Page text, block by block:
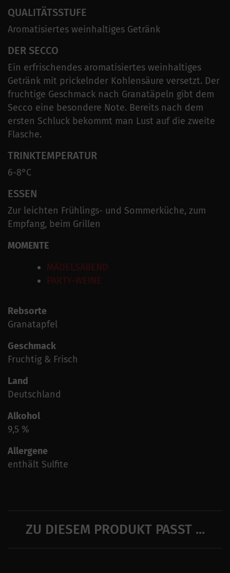
QUALITÄTSSTUFE
Aromatisiertes weinhaltiges Getränk
DER SECCO
Ein erfrischendes aromatisiertes weinhaltiges
Getränk mit prickelnder Kohlensäure versetzt. Der
fruchtige Geschmack nach Granatäpeln gibt dem
Secco eine besondere Note. Bereits nach dem
ersten Schluck bekommt man Lust auf die zweite
Flasche.
TRINKTEMPERATUR
6-8°C
ESSEN
Zur leichten Frühlings- und Sommerküche, zum
Empfang, beim Grillen
MOMENTE
MÄDELSABEND
PARTY-WEINE
Rebsorte
Granatapfel
Geschmack
Fruchtig & Frisch
Land
Deutschland
Alkohol
9,5 %
Allergene
enthält Sulfite
ZU DIESEM PRODUKT PASST ...